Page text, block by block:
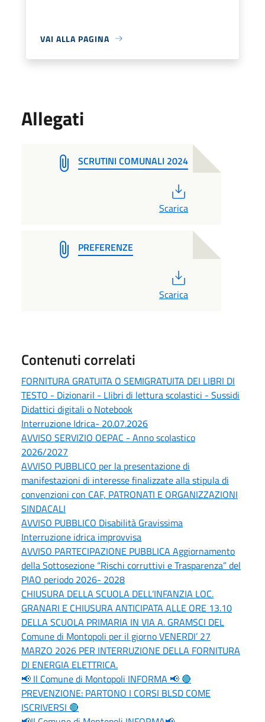
VAI ALLA PAGINA
Allegati
SCRUTINI COMUNALI 2024
Scarica
PREFERENZE
Scarica
Contenuti correlati
FORNITURA GRATUITA O SEMIGRATUITA DEI LIBRI DI
TESTO - DizionariI - LIibri di lettura scolastici - Sussidi
Didattici digitali o Notebook
Interruzione Idrica- 20.07.2026
AVVISO SERVIZIO OEPAC - Anno scolastico
2026/2027
AVVISO PUBBLICO per la presentazione di
manifestazioni di interesse finalizzate alla stipula di
convenzioni con CAF, PATRONATI E ORGANIZZAZIONI
SINDACALI
AVVISO PUBBLICO Disabilità Gravissima
Interruzione idrica improvvisa
AVVISO PARTECIPAZIONE PUBBLICA Aggiornamento
della Sottosezione “Rischi corruttivi e Trasparenza” del
PIAO periodo 2026- 2028
CHIUSURA DELLA SCUOLA DELL’INFANZIA LOC.
GRANARI E CHIUSURA ANTICIPATA ALLE ORE 13.10
DELLA SCUOLA PRIMARIA IN VIA A. GRAMSCI DEL
Comune di Montopoli per il giorno VENERDI’ 27
MARZO 2026 PER INTERRUZIONE DELLA FORNITURA
DI ENERGIA ELETTRICA.
📢 Il Comune di Montopoli INFORMA 📢 🔴
PREVENZIONE: PARTONO I CORSI BLSD COME
ISCRIVERSI 🔴